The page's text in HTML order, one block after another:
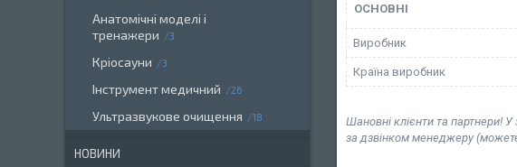
ОСНОВНІ
Виробник
Країна виробник
Шановні клієнти та партнери!
за дзвінком менеджеру
Анатомічні моделі і
тренажери
3
Кріосауни 3
Інструмент медичний 26
Ультразвукове очищення 18
НОВИНИ